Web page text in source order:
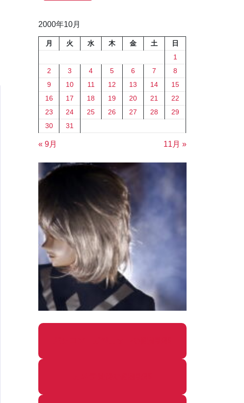
2000年10月
月 火 水 木 金 土
日
1
2
3 4 5 6 7
8
9
10 11 12 13 14
15
16
17 18 19 20 21
22
23
24 25 26 27 28
29
30
31
« 9月 11月 »